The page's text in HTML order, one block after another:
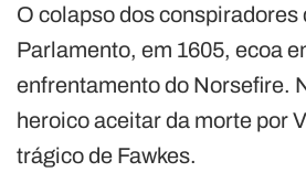
O colapso dos conspiradores
Parlamento, em 1605, ecoa
enfrentamento do Norsefire.
heroico aceitar da morte por
trágico de Fawkes.